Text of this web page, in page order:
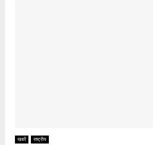
खबरें राष्ट्रीय